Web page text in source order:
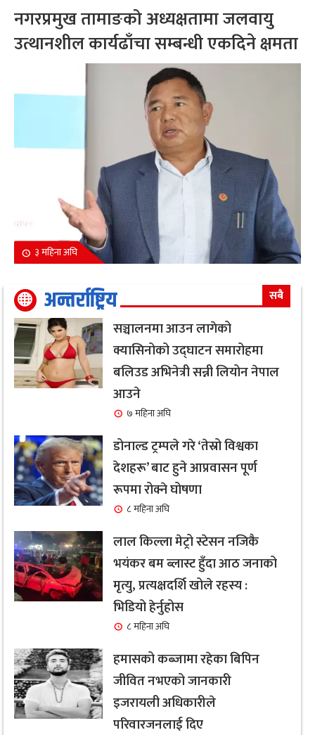
नगरप्रमुख तामाङको अध्यक्षतामा जलवायु
उत्थानशील कार्यढाँचा सम्बन्धी एकदिने क्षमता
अभिवृद्धि कार्यक्रम सम्पन्न
३ महिना अघि
अन्तर्राष्ट्रिय सबै
सञ्चालनमा आउन लागेको
क्यासिनोको उद्घाटन समारोहमा
बलिउड अभिनेत्री सन्नी लियोन नेपाल
आउने
७ महिना अघि
डोनाल्ड ट्रम्पले गरे ‘तेस्रो विश्वका
देशहरू’ बाट हुने आप्रवासन पूर्ण
रूपमा रोक्ने घोषणा
८ महिना अघि
लाल किल्ला मेट्रो स्टेसन नजिकै
भयंकर बम ब्लास्ट हुँदा आठ जनाको
मृत्यु, प्रत्यक्षदर्शि खोले रहस्य :
भिडियो हेर्नुहोस
८ महिना अघि
हमासको कब्जामा रहेका बिपिन
जीवित नभएको जानकारी
इजरायली अधिकारीले
परिवारजनलाई दिए